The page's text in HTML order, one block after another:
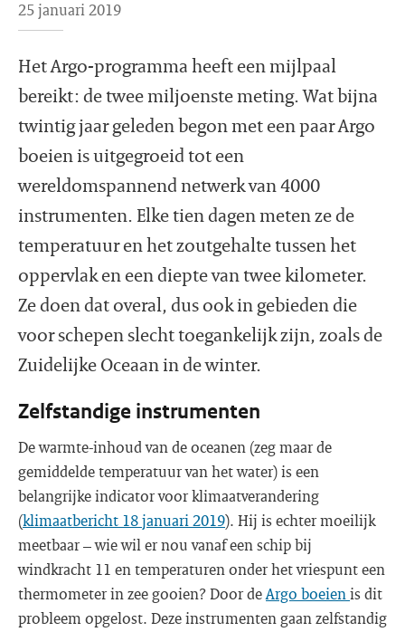
25 januari 2019
Het Argo-programma heeft een mijlpaal
bereikt: de twee miljoenste meting. Wat bijna
twintig jaar geleden begon met een paar Argo
boeien is uitgegroeid tot een
wereldomspannend netwerk van 4000
instrumenten. Elke tien dagen meten ze de
temperatuur en het zoutgehalte tussen het
oppervlak en een diepte van twee kilometer.
Ze doen dat overal, dus ook in gebieden die
voor schepen slecht toegankelijk zijn, zoals de
Zuidelijke Oceaan in de winter.
Zelfstandige instrumenten
De warmte-inhoud van de oceanen (zeg maar de
gemiddelde temperatuur van het water) is een
belangrijke indicator voor klimaatverandering
(klimaatbericht 18 januari 2019). Hij is echter moeilijk
meetbaar – wie wil er nou vanaf een schip bij
windkracht 11 en temperaturen onder het vriespunt een
thermometer in zee gooien? Door deArgo boeien is dit
probleem opgelost. Deze instrumenten gaan zelfstandig